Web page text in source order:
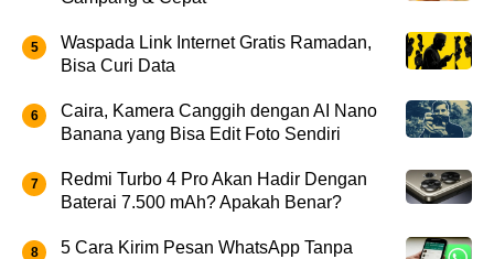
Waspada Link Internet Gratis Ramadan,
Bisa Curi Data
Caira, Kamera Canggih dengan AI Nano
Banana yang Bisa Edit Foto Sendiri
Redmi Turbo 4 Pro Akan Hadir Dengan
Baterai 7.500 mAh? Apakah Benar?
5 Cara Kirim Pesan WhatsApp Tanpa